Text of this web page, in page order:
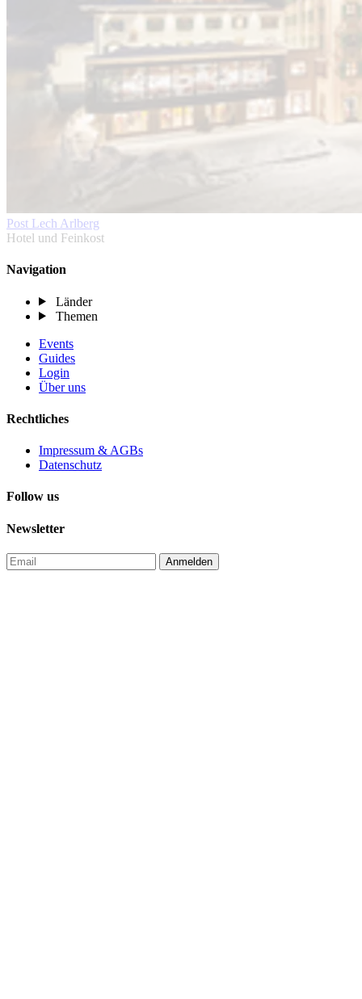
Post Lech Arlberg
Hotel und Feinkost
Navigation
Länder
Themen
Events
Guides
Login
Über uns
Rechtliches
Impressum & AGBs
Datenschutz
Follow us
Newsletter
Anmelden